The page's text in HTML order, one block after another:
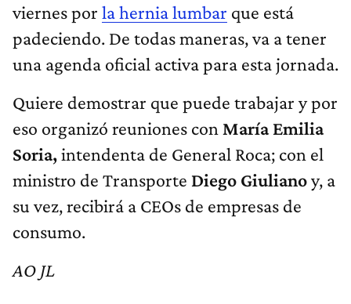
viernes por la hernia lumbar que está
padeciendo. De todas maneras, va a tener
una agenda oficial activa para esta jornada.
Quiere demostrar que puede trabajar y por
eso organizó reuniones con María Emilia
Soria,intendenta de General Roca; con el
ministro de Transporte Diego Giulianoy, a
su vez, recibirá a CEOs de empresas de
consumo.
AO JL